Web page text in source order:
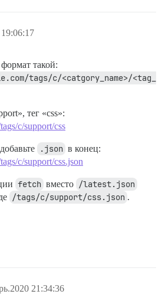
такой:
tags/c/<catgory_name>/<tag_
тег «css»:
c/support/css
.json в конец:
c/support/css.json
fetch вместо /latest.json
/tags/c/support/css.json .
21:34:36